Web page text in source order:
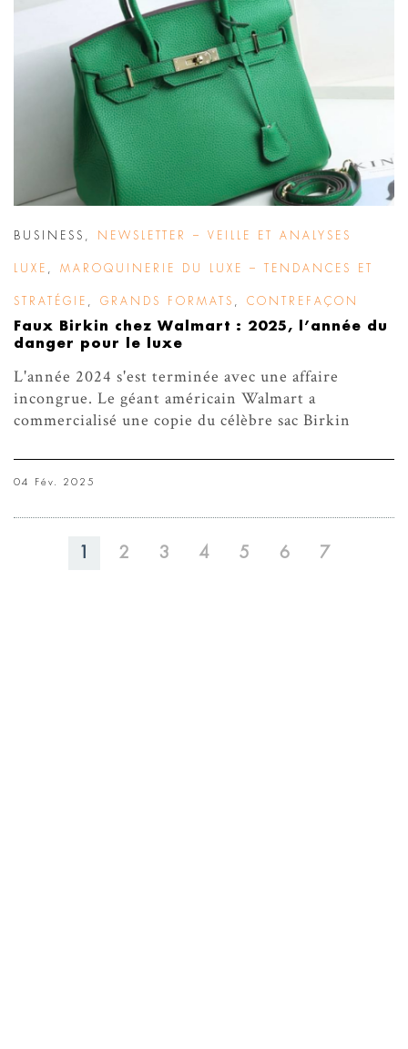
BUSINESS NEWSLETTER – VEILLE ET ANALYSES
LUXE MAROQUINERIE DU LUXE – TENDANCES ET
STRATÉGIE GRANDS FORMATS CONTREFAÇON
Faux Birkin chez Walmart : 2025, l’année du
danger pour le luxe
L'année 2024 s'est terminée avec une affaire
incongrue. Le géant américain Walmart a
commercialisé une copie du célèbre sac Birkin
04 Fév. 2025
1 2 3 4 5 6 7